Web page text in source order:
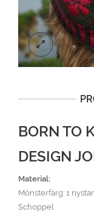
BORN TO
DESIGN
Material:
Mönsterfärg: 1
Schoppel